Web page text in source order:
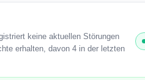
keine aktuellen Störungen
erhalten, davon 4 in der letzten